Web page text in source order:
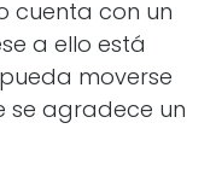
cuenta con un
a ello está
moverse
se agradece un